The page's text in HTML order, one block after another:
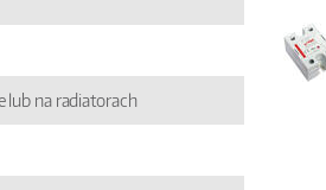
lub na radiatorach